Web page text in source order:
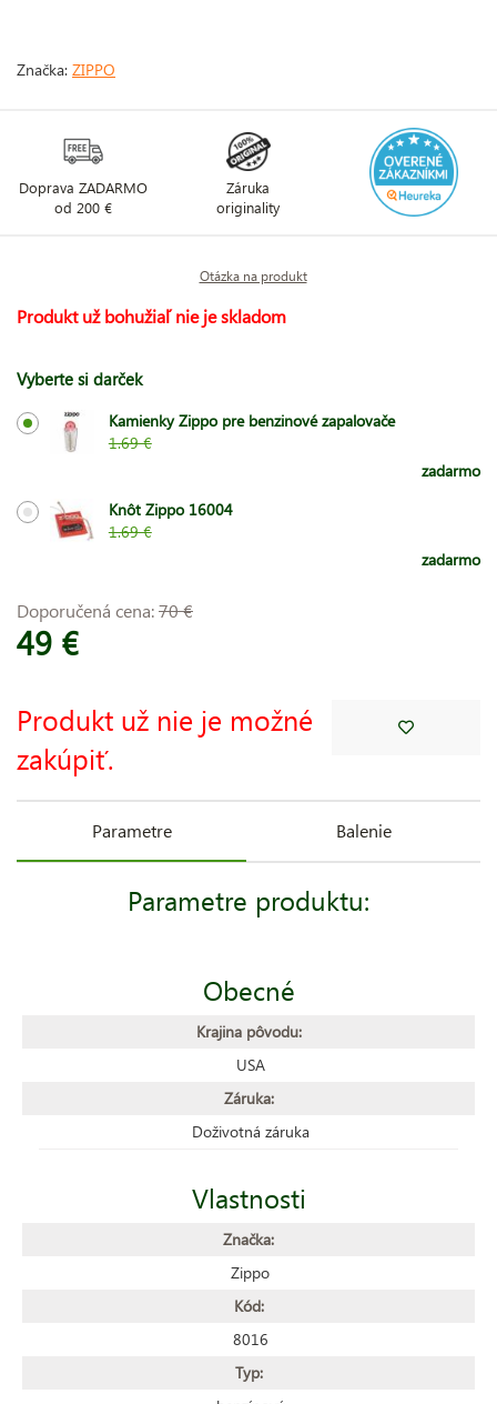
Značka: ZIPPO
Doprava ZADARMO
od 200 €
Záruka
originality
Otázka na produkt
Produkt už bohužiaľ nie je skladom
Vyberte si darček
Kamienky Zippo pre benzinové zapalovače
1.69 €
zadarmo
Knôt Zippo 16004
1.69 €
zadarmo
Doporučená cena:70 €
49 €
Produkt už nie je možné
zakúpiť.
Parametre Balenie
Parametre produktu:
Obecné
Krajina pôvodu:
USA
Záruka:
Doživotná záruka
Vlastnosti
Značka:
Zippo
Kód:
8016
Typ: